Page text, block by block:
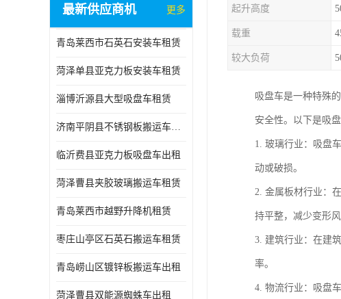
最新供应商机 更多
青岛莱西市石英石安装车租赁
菏泽单县亚克力板安装车租赁
淄博沂源县大型吸盘车租赁
济南平阴县不锈钢板搬运车出租
临沂费县亚克力板吸盘车出租
菏泽曹县夹胶玻璃搬运车租赁
青岛莱西市越野升降机租赁
枣庄山亭区石英石搬运车租赁
青岛崂山区镀锌板搬运车出租
菏泽曹县双能源蜘蛛车出租
起升高度
载重
较大负荷
吸盘车是一种特殊
安全性。以下是吸
1. 玻璃行业：吸盘
动或破损。
2. 金属板材行业：
持平整，减少变形风
3. 建筑行业：在建
率。
4. 物流行业：吸盘